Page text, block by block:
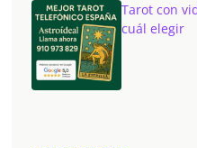
Tarot con
cuál elegir